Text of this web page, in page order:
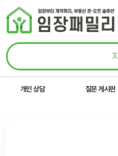
콘텐츠로
건너뛰기
개인 상담 질문 게시판